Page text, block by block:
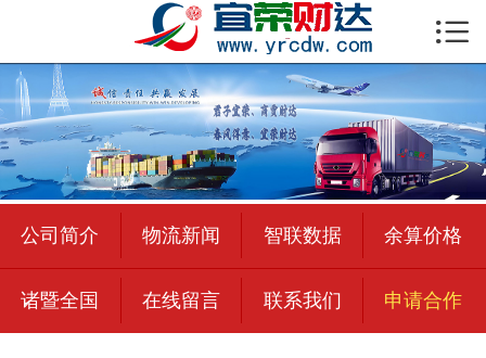
 首页
公司简介
物流新闻
绍兴至全国
合作加盟
宜荣智联

公司简介 物流新闻 智联数据 余算价格
诸暨全国 在线留言 联系我们 申请合作